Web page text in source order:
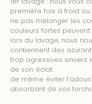
première fois à froid ou
ne pas mélanger les
couleurs fortes
lors du lavage, nous
contiennent des
trop agressives envers
de son éclat.
de même éviter
absorbant de vos